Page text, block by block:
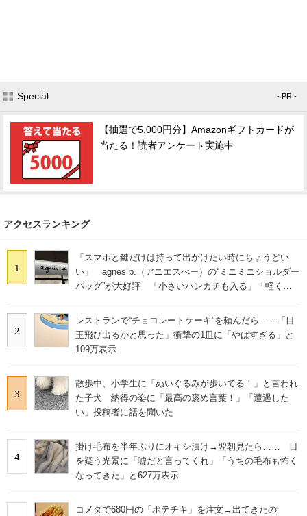
Special - PR -
【抽選で5,000円分】Amazonギフトカードが
当たる！読者アンケート実施中
アクセスランキング
1
「スマホと鍵だけは持って出かけたい時にちょうどい
い」 agnes b.（アニエスべー）の“ミニミニショルダー
バッグ”が大好評 「小さいハンカチも入る」「軽くて
2
レストランで“チョコレートケーキ”を頼んだら……「目
玉飛び出るかと思った」衝撃の1皿に「やばすぎる」と
109万表示
3
散歩中、小学生に「ぬいぐるみが歩いてる！」と言われ
た子犬 納得の姿に「最高の褒め言葉！」「遭遇した
い」投稿者に話を聞いた
4
掛け毛布を半年ぶりにオキシ漬け→翌朝見たら…… 目
を疑う光景に「嘘だと言ってくれ」「うちの毛布も怖く
なってきた」と627万表示
コメダで680円の「ポテチキ」を注文→出てきたの